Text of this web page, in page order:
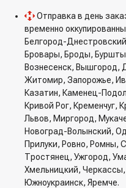
Отправка в день
временно
Белгород-
Бровары, Броды,
Вознесенск,
Житомир, Запорожье,
Казатин, Каменец-
Кривой Рог, Кременчуг,
Львов, Миргород,
Новоград-Волынский,
Прилуки, Ровно, Ромны,
Тростянец, Ужгород,
Хмельницкий,
Южноукраинск, Яремче.